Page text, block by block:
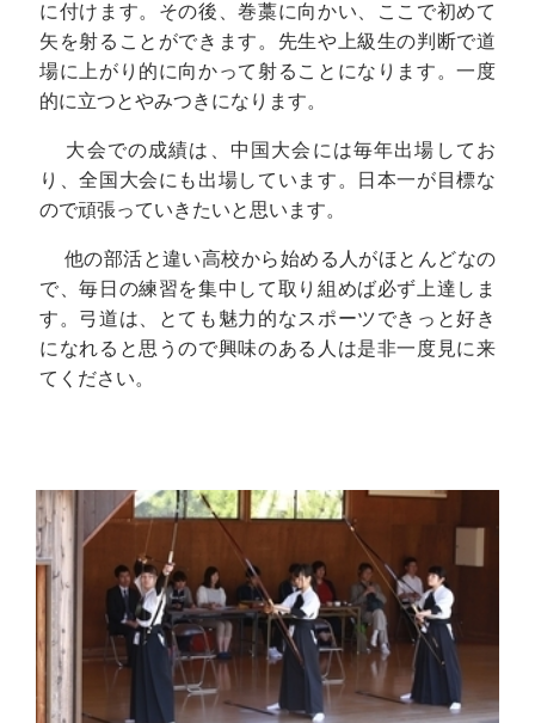
に付けます。その後、巻藁に向かい、ここで初めて
矢を射ることができます。先生や上級生の判断で道
場に上がり的に向かって射ることになります。一度
的に立つとやみつきになります。
大会での成績は、中国大会には毎年出場してお
り、全国大会にも出場しています。日本一が目標な
ので頑張っていきたいと思います。
他の部活と違い高校から始める人がほとんどなの
で、毎日の練習を集中して取り組めば必ず上達しま
す。弓道は、とても魅力的なスポーツできっと好き
になれると思うので興味のある人は是非一度見に来
てください。